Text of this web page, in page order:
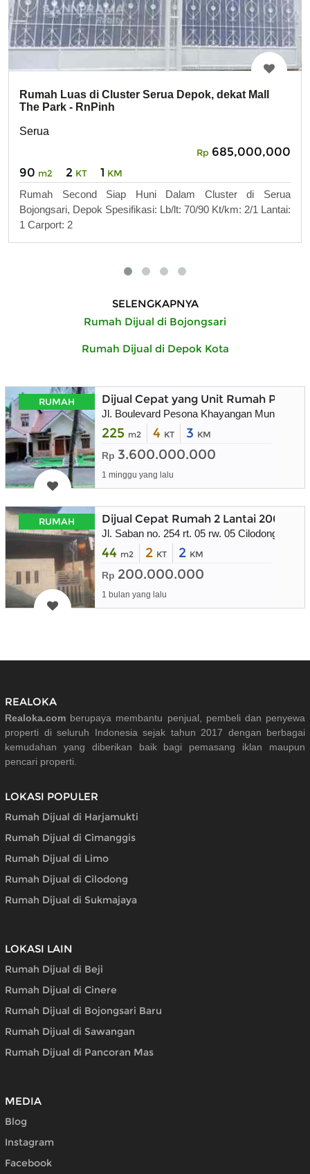
Rumah Luas di Cluster Serua Depok, dekat Mall
The Park - RnPinh
Serua
Rp 685,000,000
90 m2 2 KT 1 KM
Rumah Second Siap Huni Dalam Cluster di Serua
Bojongsari, Depok Spesifikasi: Lb/lt: 70/90 Kt/km: 2/1 Lantai:
1 Carport: 2
SELENGKAPNYA
Rumah Dijual di Bojongsari
Rumah Dijual di Depok Kota
RUMAH Dijual Cepat yang Unit Rumah
Jl. Boulevard Pesona Khayangan Mungil 1
225 m2 4 KT 3 KM
Rp 3.600.000.000
1 minggu yang lalu
RUMAH Dijual Cepat Rumah 2 Lantai 200 juta
Jl. Saban no. 254 rt. 05 rw. 05 Cilodong Depok
44 m2 2 KT 2 KM
Rp 200.000.000
1 bulan yang lalu
REALOKA
Realoka.com berupaya membantu penjual, pembeli dan penyewa
properti di seluruh Indonesia sejak tahun 2017 dengan berbagai
kemudahan yang diberikan baik bagi pemasang iklan maupun
pencari properti.
LOKASI POPULER
Rumah Dijual di Harjamukti
Rumah Dijual di Cimanggis
Rumah Dijual di Limo
Rumah Dijual di Cilodong
Rumah Dijual di Sukmajaya
LOKASI LAIN
Rumah Dijual di Beji
Rumah Dijual di Cinere
Rumah Dijual di Bojongsari Baru
Rumah Dijual di Sawangan
Rumah Dijual di Pancoran Mas
MEDIA
Blog
Instagram
Facebook